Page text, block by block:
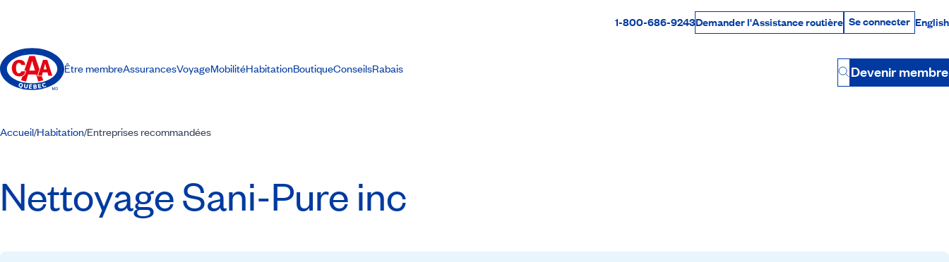
Par téléphone
1-800-686-9243Demander l'Assistance routière Se connecter
Se connecter English
Être membreAssurancesVoyageMobilitéHabitationBoutiqueConseilsRabais
Button
Devenir membre
Accueil/Habitation/Entreprises recommandées
Nettoyage Sani-Pure inc